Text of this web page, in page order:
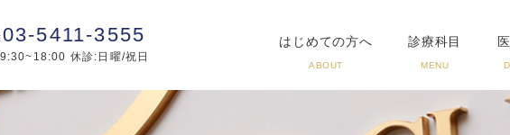
03-5411-3555
休診:日曜/祝日
はじめての方へ
ABOUT
診療科目
MENU